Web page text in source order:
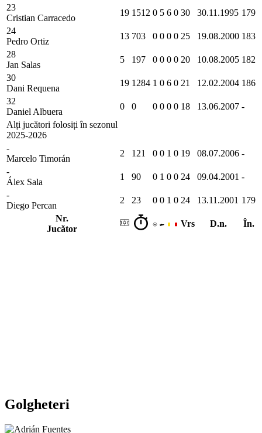
23
Cristian Carracedo
19 1512 0 5 6 0 30 30.11.1995 179
24
Pedro Ortiz
13 703 0 0 0 0 25 19.08.2000 183
28
Jan Salas
5 197 0 0 0 0 20 10.08.2005 182
30
Dani Requena
19 1284 1 0 6 0 21 12.02.2004 186
32
Daniel Albuera
0 0 0 0 0 0 18 13.06.2007 -
Alți jucători folosiți în sezonul
2025-2026
-
Marcelo Timorán
2 121 0 0 1 0 19 08.07.2006 -
-
Álex Sala
1 90 0 1 0 0 24 09.04.2001 -
-
Diego Percan
2 23 0 0 1 0 24 13.11.2001 179
Nr.
Jucător
Vrs D.n. În.
Golgheteri